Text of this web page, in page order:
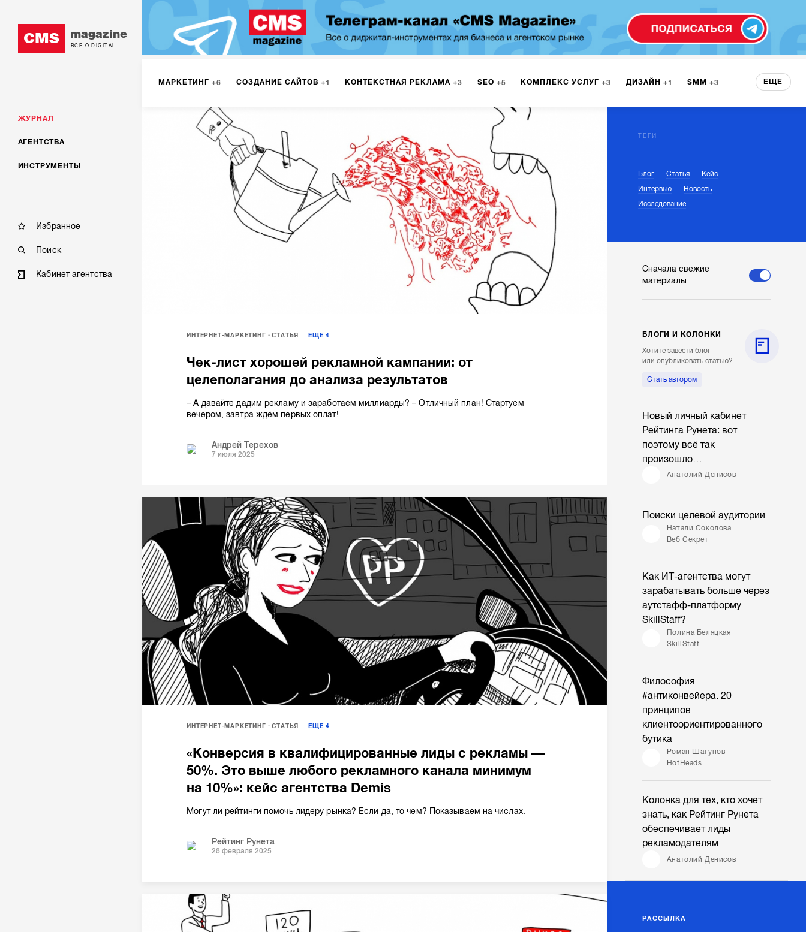
CMS magazine
ВСЕ О DIGITAL
ЖУРНАЛ
АГЕНТСТВА
ИНСТРУМЕНТЫ
Избранное
Поиск
Кабинет агентства
МАРКЕТИНГ 6 СОЗДАНИЕ САЙТОВ 1 КОНТЕКСТНАЯ РЕКЛАМА 3 SEO 5 КОМПЛЕКС УСЛУГ 3 ДИЗАЙН 1 SMM 3
1 ИНТЕРНЕТ-МАРКЕТИНГ ИСПОЛЬЗОВАНИЕ СЕРВИСА
МОБИЛЬНАЯ РАЗРАБОТКА ЮЗАБИЛИТИ ИНТРАНЕТ МОНИТОРИНГ МЕНЕДЖМЕНТ 1
ЕЩЕ
ИНТЕРНЕТ-МАРКЕТИНГ СТАТЬЯ ЕЩЕ4
Чек-лист хорошей рекламной кампании: от
целеполагания до анализа результатов
– А давайте дадим рекламу и заработаем миллиарды? – Отличный план! Стартуем
вечером, завтра ждём первых оплат!
Андрей Терехов
7 июля 2025
ИНТЕРНЕТ-МАРКЕТИНГ СТАТЬЯ ЕЩЕ4
«Конверсия в квалифицированные лиды с рекламы —
50%. Это выше любого рекламного канала минимум
на 10%»: кейс агентства Demis
Могут ли рейтинги помочь лидеру рынка? Если да, то чем? Показываем на числах.
Рейтинг Рунета
28 февраля 2025
ТЕГИ
Блог Статья
Кейс
Интервью
Новость
Исследование
Сначала свежие
материалы
БЛОГИ И КОЛОНКИ
Хотите завести блог
или опубликовать статью?
Стать автором
Новый личный кабинет
Рейтинга Рунета: вот
поэтому всё так
произошло…
Анатолий Денисов
Поиски целевой аудитории
Натали Соколова
Веб Секрет
Как ИТ-агентства могут
зарабатывать больше через
аутстафф-платформу
SkillStaff?
Полина Беляцкая
SkillStaff
Философия
#антиконвейера. 20
принципов
клиентоориентированного
бутика
Роман Шатунов
HotHeads
Колонка для тех, кто хочет
знать, как Рейтинг Рунета
обеспечивает лиды
рекламодателям
Анатолий Денисов
РАССЫЛКА